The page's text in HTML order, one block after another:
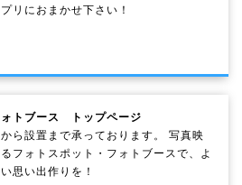
リにおまかせ下さい！
トブース トップページ
ら設置まで承っております。 写真映
るフォトスポット・フォトブースで、よ
思い出作りを！